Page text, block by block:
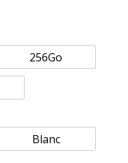
256Go
Blanc